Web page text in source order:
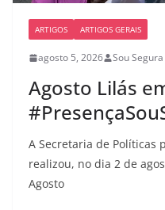
ARTIGOS ARTIGOS GERAIS
agosto 5, 2026 Sou Segura
Agosto Lilás
A Secretaria de Políticas
realizou, no dia 2 de
Agosto